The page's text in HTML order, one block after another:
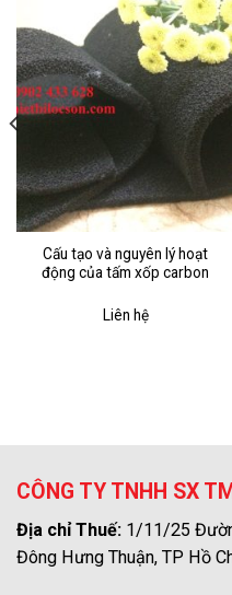
Cấu tạo và nguyên lý hoạt
động của tấm xốp carbon
Liên hệ
CÔNG TY TNHH SX
Địa chỉ Thuế: 1/11/25
Đông Hưng Thuận, TP Hồ